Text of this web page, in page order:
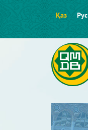
Қаз Рус